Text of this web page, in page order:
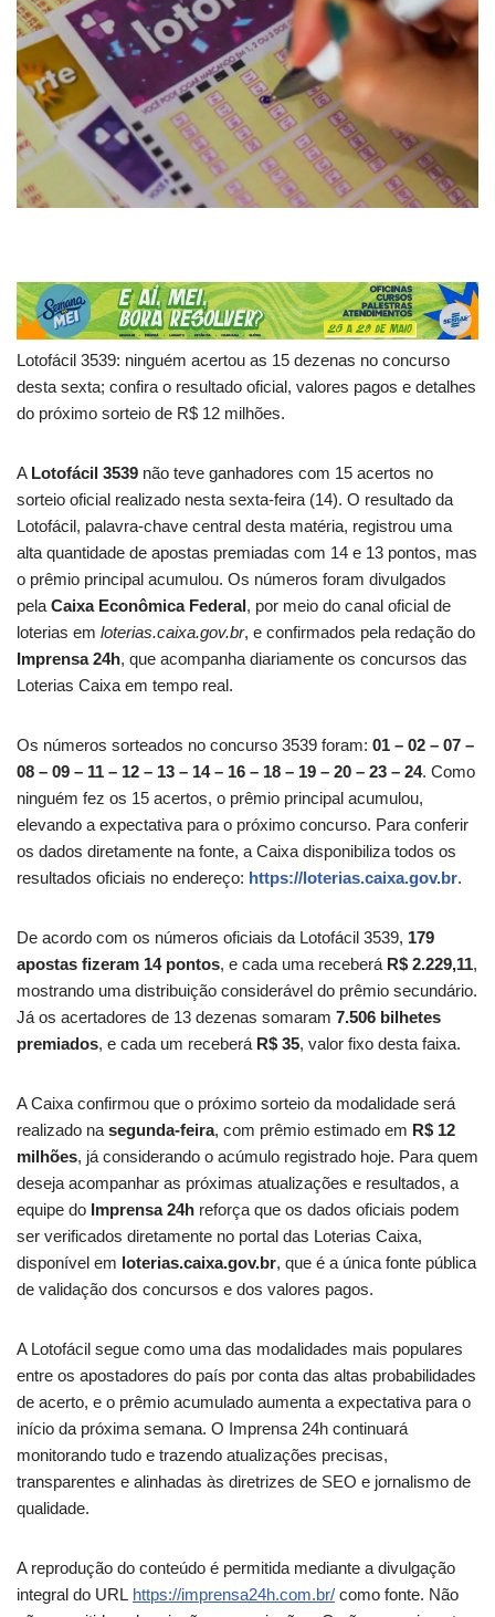
Lotofácil 3539: ninguém acertou as 15 dezenas no concurso
desta sexta; confira o resultado oficial, valores pagos e detalhes
do próximo sorteio de R$ 12 milhões.
A Lotofácil 3539 não teve ganhadores com 15 acertos no
sorteio oficial realizado nesta sexta-feira (14). O resultado da
Lotofácil, palavra-chave central desta matéria, registrou uma
alta quantidade de apostas premiadas com 14 e 13 pontos, mas
o prêmio principal acumulou. Os números foram divulgados
pela Caixa Econômica Federal, por meio do canal oficial de
loterias em loterias.caixa.gov.br, e confirmados pela redação do
Imprensa 24h, que acompanha diariamente os concursos das
Loterias Caixa em tempo real.
Os números sorteados no concurso 3539 foram: 01 – 02 – 07 –
08 – 09 – 11 – 12 – 13 – 14 – 16 – 18 – 19 – 20 – 23 – 24. Como
ninguém fez os 15 acertos, o prêmio principal acumulou,
elevando a expectativa para o próximo concurso. Para conferir
os dados diretamente na fonte, a Caixa disponibiliza todos os
resultados oficiais no endereço: https://loterias.caixa.gov.br.
De acordo com os números oficiais da Lotofácil 3539, 179
apostas fizeram 14 pontos, e cada uma receberá R$ 2.229,11,
mostrando uma distribuição considerável do prêmio secundário.
Já os acertadores de 13 dezenas somaram 7.506 bilhetes
premiados, e cada um receberá R$ 35, valor fixo desta faixa.
A Caixa confirmou que o próximo sorteio da modalidade será
realizado na segunda-feira, com prêmio estimado em R$ 12
milhões, já considerando o acúmulo registrado hoje. Para quem
deseja acompanhar as próximas atualizações e resultados, a
equipe do Imprensa 24h reforça que os dados oficiais podem
ser verificados diretamente no portal das Loterias Caixa,
disponível em loterias.caixa.gov.br, que é a única fonte pública
de validação dos concursos e dos valores pagos.
A Lotofácil segue como uma das modalidades mais populares
entre os apostadores do país por conta das altas probabilidades
de acerto, e o prêmio acumulado aumenta a expectativa para o
início da próxima semana. O Imprensa 24h continuará
monitorando tudo e trazendo atualizações precisas,
transparentes e alinhadas às diretrizes de SEO e jornalismo de
qualidade.
A reprodução do conteúdo é permitida mediante a divulgação
integral do URL https://imprensa24h.com.br/ como fonte. Não